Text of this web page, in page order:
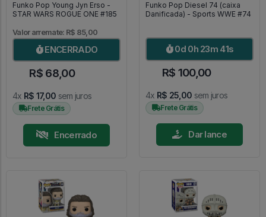
Funko Pop Young Jyn Erso -
STAR WARS ROGUE ONE #185
Valor arremate: R$ 85,00
ENCERRADO
R$ 68,00
4x R$ 17,00 sem juros
Frete Grátis
Encerrado
Funko Pop Diesel 74 (caixa
Danificada) - Sports WWE #74
0d 0h 23m 39s
R$ 100,00
4x R$ 25,00 sem juros
Frete Grátis
Dar lance